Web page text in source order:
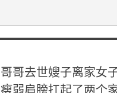
哥哥去世嫂子离家女
瘦弱肩膀扛起了两个